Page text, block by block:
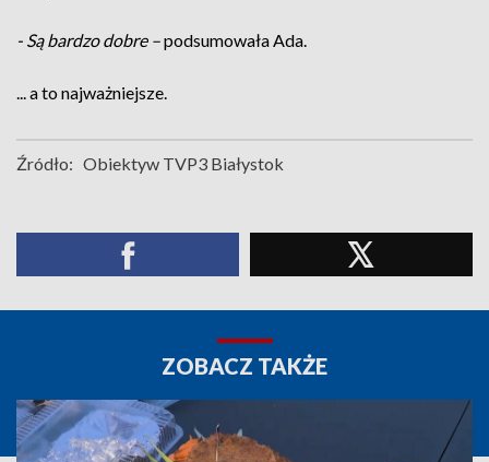
- Są bardzo dobre –podsumowała Ada.
... a to najważniejsze.
Źródło: Obiektyw TVP3 Białystok
ZOBACZ TAKŻE